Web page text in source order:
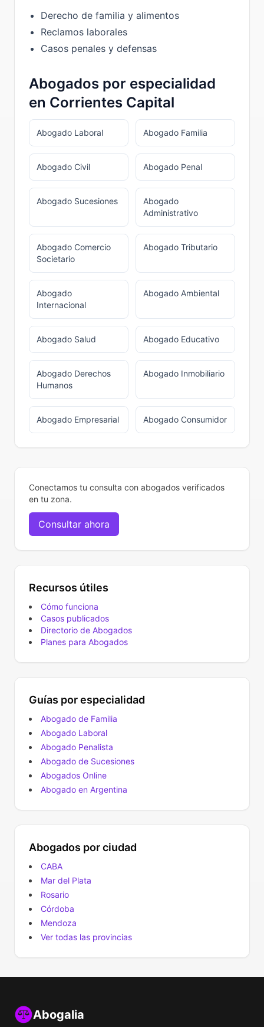
Derecho de familia y alimentos
Reclamos laborales
Casos penales y defensas
Abogados por especialidad
en Corrientes Capital
Abogado Laboral Abogado Familia
Abogado Civil Abogado Penal
Abogado Sucesiones
Abogado
Administrativo
Abogado Comercio
Societario
Abogado Tributario
Abogado
Internacional
Abogado Ambiental
Abogado Salud Abogado Educativo
Abogado Derechos
Humanos
Abogado Inmobiliario
Abogado Empresarial Abogado Consumidor
Conectamos tu consulta con abogados verificados
en tu zona.
Consultar ahora
Recursos útiles
Cómo funciona
Casos publicados
Directorio de Abogados
Planes para Abogados
Guías por especialidad
Abogado de Familia
Abogado Laboral
Abogado Penalista
Abogado de Sucesiones
Abogados Online
Abogado en Argentina
Abogados por ciudad
CABA
Mar del Plata
Rosario
Córdoba
Mendoza
Ver todas las provincias
Abogalia